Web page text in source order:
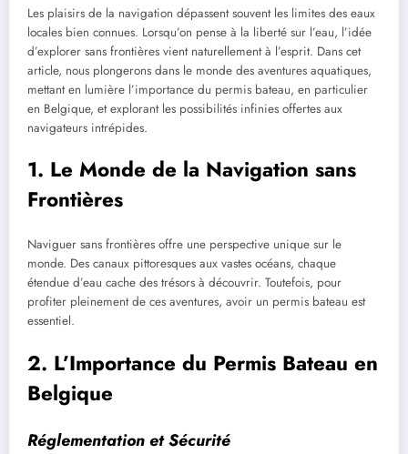
Les plaisirs de la navigation dépassent souvent les limites des eaux
locales bien connues. Lorsqu’on pense à la liberté sur l’eau, l’idée
d’explorer sans frontières vient naturellement à l’esprit. Dans cet
article, nous plongerons dans le monde des aventures aquatiques,
mettant en lumière l’importance du permis bateau, en particulier
en Belgique, et explorant les possibilités infinies offertes aux
navigateurs intrépides.
1. Le Monde de la Navigation sans
Frontières
Naviguer sans frontières offre une perspective unique sur le
monde. Des canaux pittoresques aux vastes océans, chaque
étendue d’eau cache des trésors à découvrir. Toutefois, pour
profiter pleinement de ces aventures, avoir un permis bateau est
essentiel.
2. L’Importance du Permis Bateau en
Belgique
Réglementation et Sécurité